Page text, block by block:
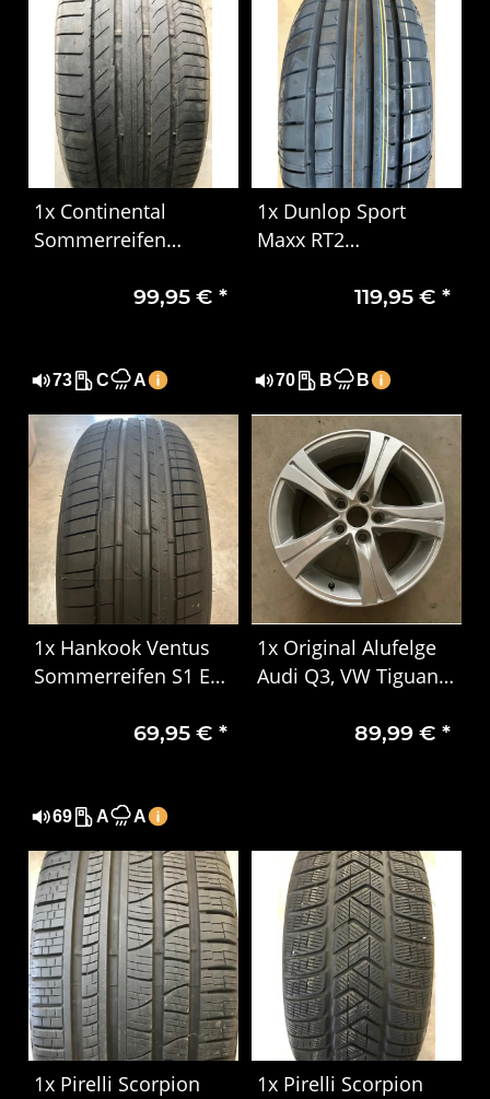
1x Continental
Sommerreifen
SUV XL MO DOT1823
99,95 € *
73 C A
1x Dunlop Sport
Maxx RT2
225/55 R17 97Y MO
119,95 €*
70 B B
1x Hankook Ventus
Sommerreifen S1 Evo
R19 101T 132569,95 € *
69 A A
1x Original Alufelge
Audi Q3, VW Tiguan
89,99 €*
1x Pirelli Scorpion
1x Pirelli Scorpion